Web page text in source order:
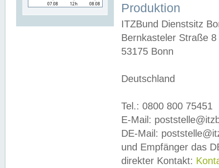
Produktion
ITZBund Dienstsitz
Bernkasteler Straße 8
53175 Bonn
Deutschland
Tel.: 0800 800 75451
E-Mail:
DE-Mail:
und Empfänger das
direkter Kontakt: